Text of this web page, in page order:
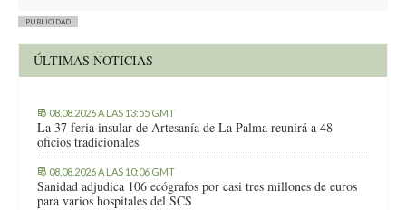
PUBLICIDAD
ÚLTIMAS NOTICIAS
08.08.2026 A LAS 13:55 GMT
La 37 feria insular de Artesanía de La Palma reunirá a 48
oficios tradicionales
08.08.2026 A LAS 10:06 GMT
Sanidad adjudica 106 ecógrafos por casi tres millones de euros
para varios hospitales del SCS